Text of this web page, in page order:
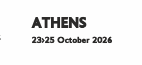
ATHENS
23>25 October 2026